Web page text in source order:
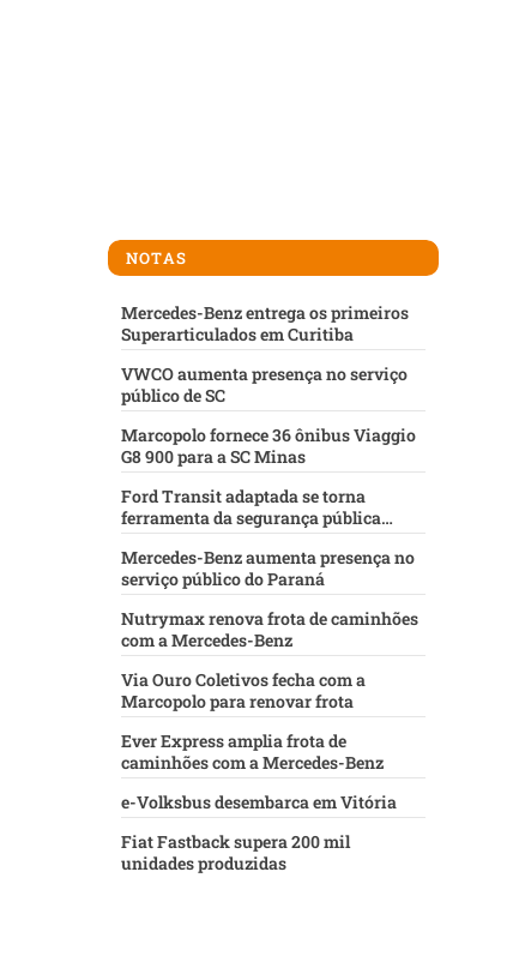
NOTAS
Mercedes-Benz entrega os primeiros
Superarticulados em Curitiba
VWCO aumenta presença no serviço
público de SC
Marcopolo fornece 36 ônibus Viaggio
G8 900 para a SC Minas
Ford Transit adaptada se torna
ferramenta da segurança pública
baiana
Mercedes-Benz aumenta presença no
serviço público do Paraná
Nutrymax renova frota de caminhões
com a Mercedes-Benz
Via Ouro Coletivos fecha com a
Marcopolo para renovar frota
Ever Express amplia frota de
caminhões com a Mercedes-Benz
e-Volksbus desembarca em Vitória
Fiat Fastback supera 200 mil
unidades produzidas